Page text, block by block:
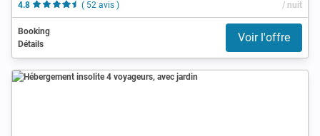
4.8 ( 52 avis ) / nuit
Booking
Détails
Voir l'offre